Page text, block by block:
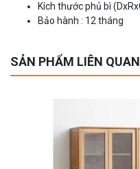
Kích thước phủ bì
Bảo hành : 12 tháng
SẢN PHẨM LIÊN QUAN